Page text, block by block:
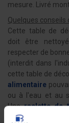
mesure. Livré
Quelques
Cette table de
doit être
respecter de
(interdit dans
cette table de
alimentaire
ou à l'eau et au
Uneraclette de
utilisée. Ne pas